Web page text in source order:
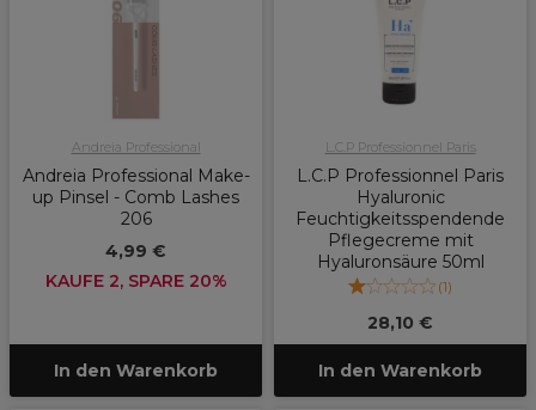
Andreia Professional
Andreia Professional Make-
up Pinsel - Comb Lashes
206
4,99 €
KAUFE 2, SPARE 20%
In den Warenkorb
L.C.P Professionnel Paris
L.C.P Professionnel Paris
Hyaluronic
Feuchtigkeitsspendende
Pflegecreme mit
Hyaluronsäure 50ml
(1)
28,10 €
In den Warenkorb